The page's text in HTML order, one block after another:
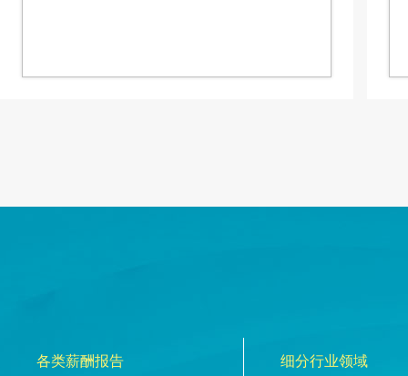
各类薪酬报告 细分行业领域